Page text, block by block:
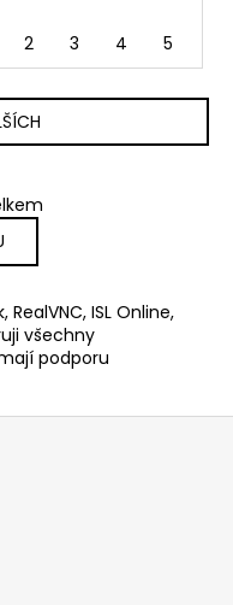
10
2 3 4 5
ISL Online,
všechny
podporu